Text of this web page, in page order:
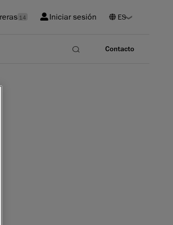
14 Iniciar sesión
Contacto